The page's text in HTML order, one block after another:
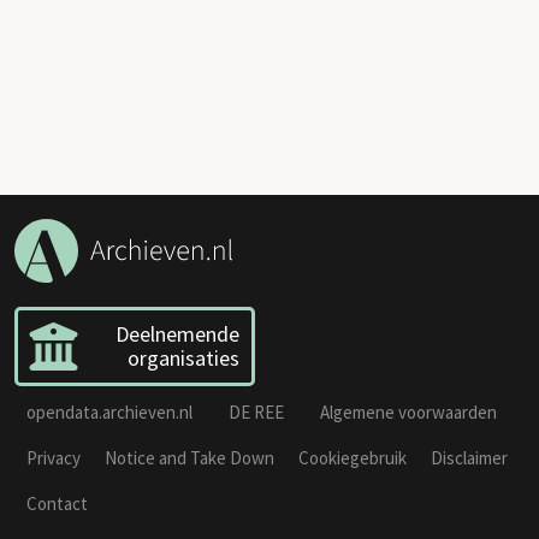
Deelnemende
organisaties
opendata.archieven.nl DE REE
Algemene voorwaarden
Privacy
Notice and Take Down Cookiegebruik
Disclaimer
Contact